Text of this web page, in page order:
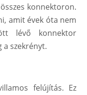
konnektoron.
amit évek óta nem
lévő konnektor
a szekrényt.
felújítás. Ez